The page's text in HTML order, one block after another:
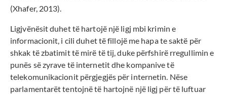
(Xhafer, 2013).
Ligjvënësit duhet të hartojë një ligj mbi krimin e
informacionit, i cili duhet të fillojë me hapa te saktë për
shkak të zbatimit të mirë të tij, duke përfshirë rregullimin e
punës së zyrave të internetit dhe kompanive të
telekomunikacionit përgjegjës për internetin. Nëse
parlamentarët tentojnë të hartojnë një ligj për të luftuar